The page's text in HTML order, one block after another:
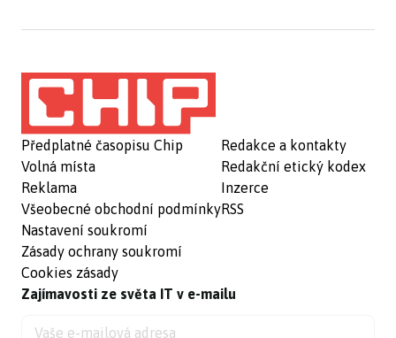
Předplatné časopisu Chip
Volná místa
Reklama
Všeobecné obchodní podmínky
Nastavení soukromí
Zásady ochrany soukromí
Cookies zásady
Redakce a kontakty
Redakční etický kodex
Inzerce
RSS
Zajímavosti ze světa IT v e-mailu